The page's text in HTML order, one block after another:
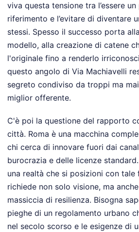
viva questa tensione tra l’essere
riferimento e l’evitare di diventare
stessi. Spesso il successo porta
modello, alla creazione di catene
l'originale fino a renderlo
questo angolo di Via Machiavelli
segreto condiviso da troppi ma
miglior offerente.
C'è poi la questione del rapporto
città. Roma è una macchina
chi cerca di innovare fuori dai
burocrazia e delle licenze
una realtà che si posizioni con
richiede non solo visione, ma
massiccia di resilienza. Bisogna
pieghe di un regolamento urbano
nel secolo scorso e le esigenze di